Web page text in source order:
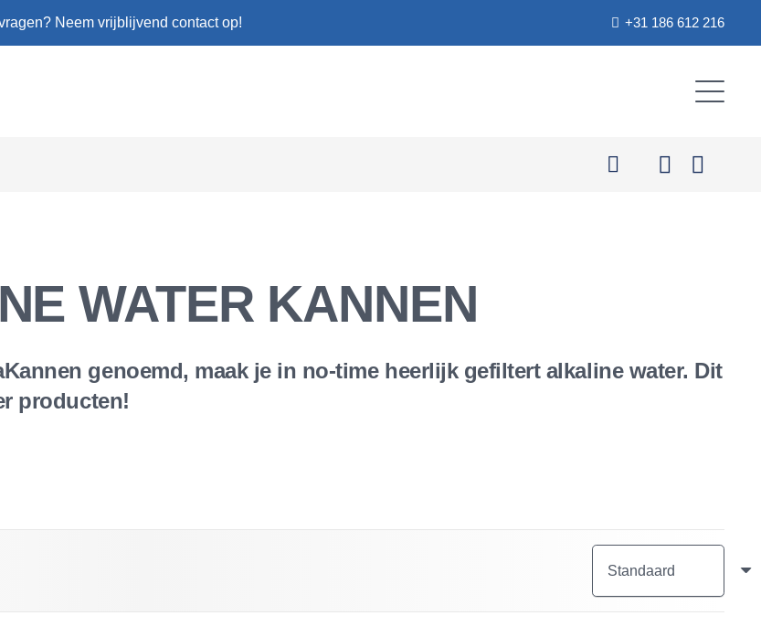
Neem vrijblijvend contact op! +31 186 612 216
WATER KANNEN
genoemd, maak je in no-time heerlijk gefiltert alkaline water. Dit
producten!